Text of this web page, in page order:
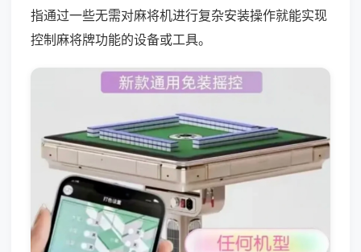
指通过一些无需对麻将机进行复杂安装操作就能实现
控制麻将牌功能的设备或工具。